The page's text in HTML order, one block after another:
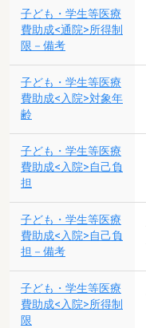
子ども・学生等医療
費助成<通院>所得制
限－備考
子ども・学生等医療
費助成<入院>対象年
齢
子ども・学生等医療
費助成<入院>自己負
担
子ども・学生等医療
費助成<入院>自己負
担－備考
子ども・学生等医療
費助成<入院>所得制
限